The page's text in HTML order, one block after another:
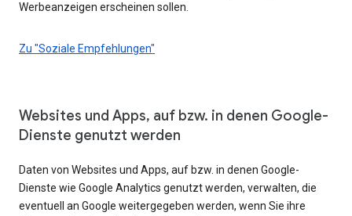
Werbeanzeigen erscheinen sollen.
Zu "Soziale Empfehlungen"
Websites und Apps, auf bzw. in denen Google-
Dienste genutzt werden
Daten von Websites und Apps, auf bzw. in denen Google-
Dienste wie Google Analytics genutzt werden, verwalten, die
eventuell an Google weitergegeben werden, wenn Sie ihre